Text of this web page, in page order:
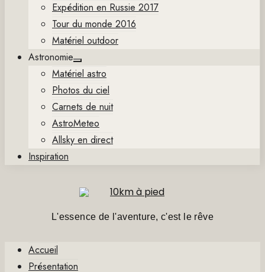
Expédition en Russie 2017
Tour du monde 2016
Matériel outdoor
Astronomie
Show
sub
menu
Matériel astro
Photos du ciel
Carnets de nuit
AstroMeteo
Allsky en direct
Inspiration
L'essence de l'aventure, c'est le rêve
Accueil
Présentation